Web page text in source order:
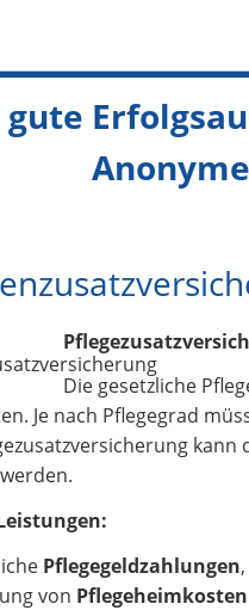
gute
Die gesetzliche
Je nach Pflegegrad
kann
Pflegegeldzahlungen
von Pflegeheimkosten